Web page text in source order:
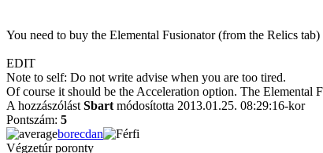
You need to buy the Elemental Fusionator (from the Relics
EDIT
Note to self: Do not write advise when you are too tired.
Of course it should be the Acceleration option. The Elemental
A hozzászólást Sbart módosította 2013.01.25. 08:29:16-kor
Pontszám: 5
borecdan
Végzetúr poronty